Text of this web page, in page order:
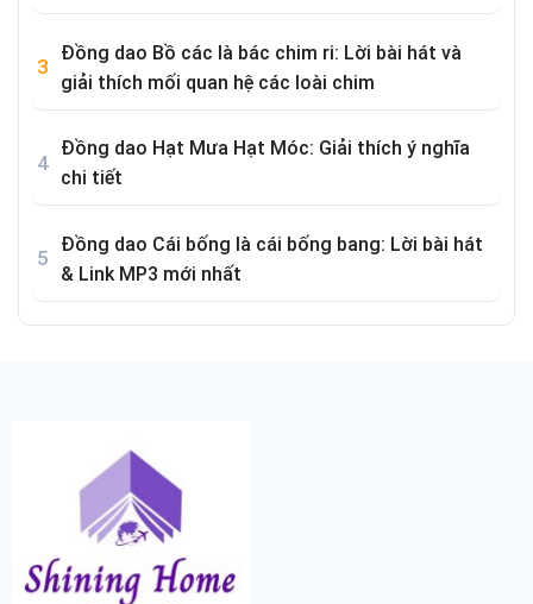
Đồng dao Bồ các là bác chim ri: Lời bài hát và
giải thích mối quan hệ các loài chim
Đồng dao Hạt Mưa Hạt Móc: Giải thích ý nghĩa
chi tiết
Đồng dao Cái bống là cái bống bang: Lời bài hát
& Link MP3 mới nhất